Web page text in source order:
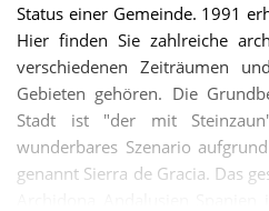
Status einer Gemeinde. 1991
Hier finden Sie zahlreiche
verschiedenen Zeiträumen
Gebieten gehören. Die
Stadt ist "der mit
wunderbares Szenario
genannt Sierra de Gracia. Das